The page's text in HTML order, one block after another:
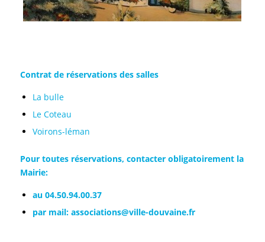
Contrat de réservations des salles
La bulle
Le Coteau
Voirons-léman
Pour toutes réservations, contacter obligatoirement la
Mairie:
au 04.50.94.00.37
par mail: associations@ville-douvaine.fr